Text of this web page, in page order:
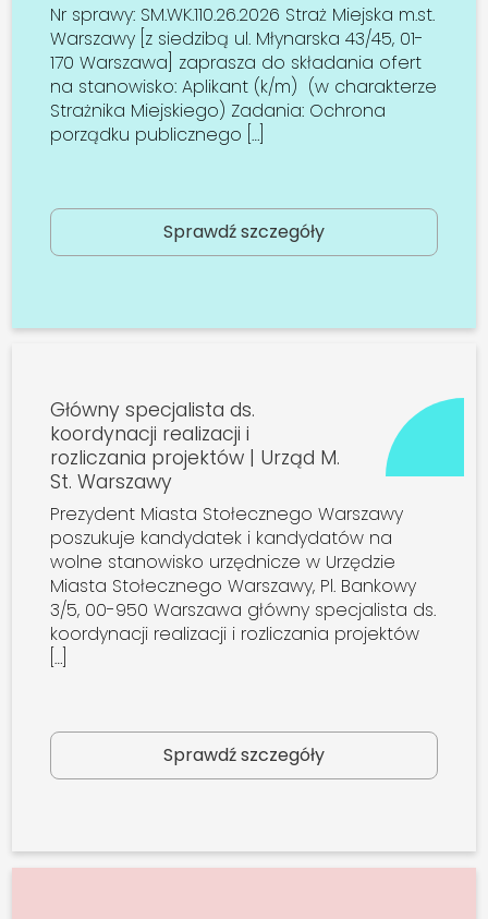
Nr sprawy: SM.WK.110.26.2026 Straż Miejska m.st.
Warszawy [z siedzibą ul. Młynarska 43/45, 01-
170 Warszawa] zaprasza do składania ofert
na stanowisko: Aplikant (k/m) (w charakterze
Strażnika Miejskiego) Zadania: Ochrona
porządku publicznego […]
Sprawdź szczegóły
Główny specjalista ds.
koordynacji realizacji i
rozliczania projektów | Urząd M.
St. Warszawy
Prezydent Miasta Stołecznego Warszawy
poszukuje kandydatek i kandydatów na
wolne stanowisko urzędnicze w Urzędzie
Miasta Stołecznego Warszawy, Pl. Bankowy
3/5, 00-950 Warszawa główny specjalista ds.
koordynacji realizacji i rozliczania projektów
[…]
Sprawdź szczegóły